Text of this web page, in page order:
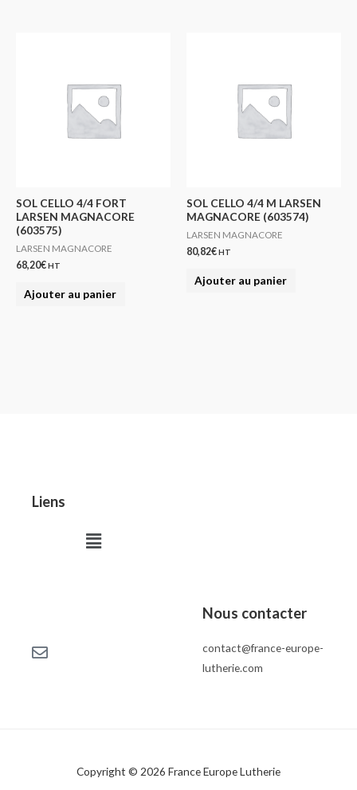
SOL CELLO 4/4 FORT
LARSEN MAGNACORE
(603575)
LARSEN MAGNACORE
68,20€HT
Ajouter au panier
SOL CELLO 4/4 M LARSEN
MAGNACORE (603574)
LARSEN MAGNACORE
80,82€HT
Ajouter au panier
Liens
Menu
Nous contacter
contact@france-europe-
lutherie.com
Copyright © 2026 France Europe Lutherie